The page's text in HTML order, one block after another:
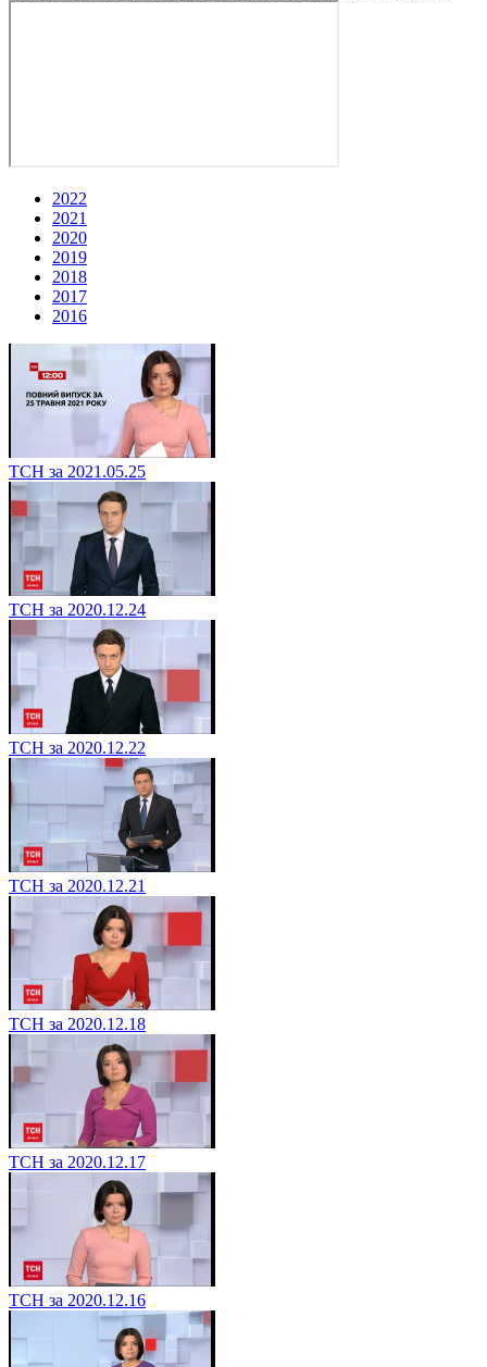
2022
2021
2020
2019
2018
2017
2016
ТСН за 2021.05.25
ТСН за 2020.12.24
ТСН за 2020.12.22
ТСН за 2020.12.21
ТСН за 2020.12.18
ТСН за 2020.12.17
ТСН за 2020.12.16